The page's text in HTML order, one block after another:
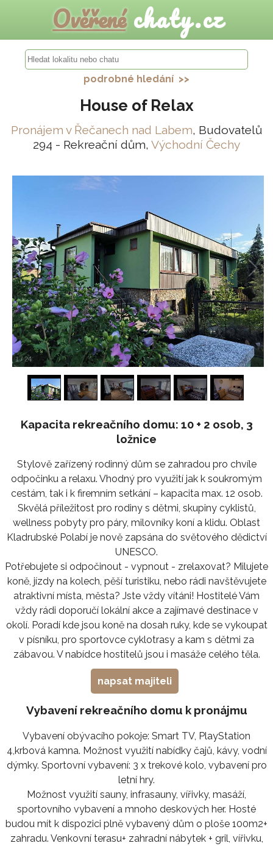
Ověřenéchaty.cz
podrobné hledání >>
House of Relax
Pronájem v Řečanech nad Labem, Budovatelů
294 - Rekreační dům, Východní Čechy
1/24
Kapacita rekreačního domu: 10 + 2 osob, 3
ložnice
Stylově zařízený rodinný dům se zahradou pro chvíle
odpočinku a relaxu. Vhodný pro využití jak k soukromým
cestám, tak i k firemním setkání – kapacita max. 12 osob.
Skvělá příležitost pro rodiny s dětmi, skupiny cyklistů,
wellness pobyty pro páry, milovníky koní a klidu. Oblast
Kladrubské Polabí je nově zapsána do světového dědictví
UNESCO.
Potřebujete si odpočinout - vypnout - zrelaxovat? Milujete
koně, jízdy na kolech, pěší turistiku, nebo rádi navštěvujete
atraktivní místa, města? Jste vždy vítáni! Hostitelé Vám
vždy rádi doporučí lokální akce a zajímavé destinace v
okolí. Poradí kde jsou koně na dosah ruky, kde se vykoupat
v písníku, pro sportovce cyklotrasy a kam s dětmi za
zábavou. V nabídce hostitelů jsou i masáže celého těla.
napsat majiteli
Vybavení rekreačního domu k pronájmu
Vybavení obývacího pokoje: Smart TV, PlayStation
4,krbová kamna. Možnost využití nabídky čajů, kávy, vodní
dýmky. Sportovní vybavení: 3 x trekové kolo, vybavení pro
letní hry.
Možnost využití sauny, infrasauny, vířivky, masáží,
sportovního vybavení a mnoho deskových her. Hosté
budou mít k dispozici plně vybavený dům o ploše 100m2+
zahradu. Venkovní terasu+ zahradní nábytek + gril, vířivku,